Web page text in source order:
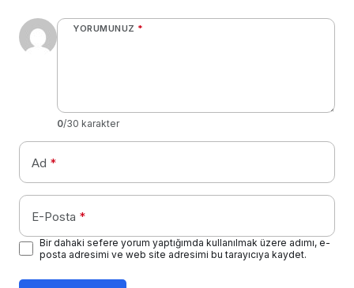
YORUMUNUZ *
0/30 karakter
Ad *
E-Posta *
Bir dahaki sefere yorum yaptığımda kullanılmak üzere adımı, e-
posta adresimi ve web site adresimi bu tarayıcıya kaydet.